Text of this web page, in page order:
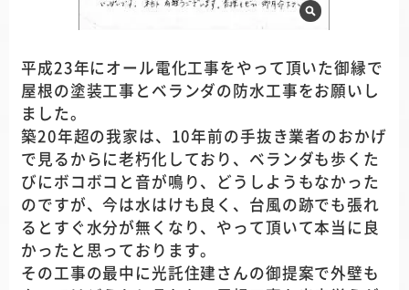
平成23年にオール電化工事をやって頂いた御縁で
屋根の塗装工事とベランダの防水工事をお願いし
ました。
築20年超の我家は、10年前の手抜き業者のおかげ
で見るからに老朽化しており、ベランダも歩くた
びにボコボコと音が鳴り、どうしようもなかった
のですが、今は水はけも良く、台風の跡でも張れ
るとすぐ水分が無くなり、やって頂いて本当に良
かったと思っております。
その工事の最中に光託住建さんの御提案で外壁も